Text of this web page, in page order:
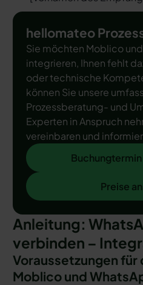
hellomateo
Sie möchten Moblico
integrieren, Ihnen fehlt
oder technische
können Sie unsere
Prozessberatung- und
Experten in Anspruch
vereinbaren und
Buchungtermin
Preise ansehen
Preise
Anleitung:
verbinden –
Voraussetzungen
Moblico und